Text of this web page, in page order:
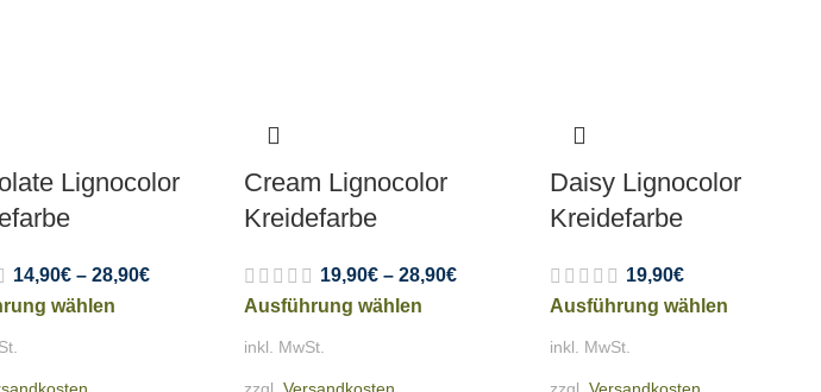
Lignocolor
14,90€ –28,90€
wählen
Cream Lignocolor
Kreidefarbe
19,90€– 28,90€
Ausführung wählen
inkl. MwSt.
zzgl. Versandkosten
Daisy Lignocolor
Kreidefarbe
19,90€
Ausführung wählen
inkl. MwSt.
zzgl.Versandkosten